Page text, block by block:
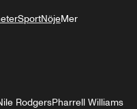
SportNöjeMer
RodgersPharrell Williams